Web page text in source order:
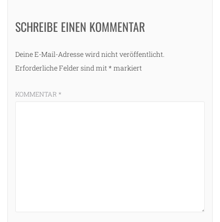
SCHREIBE EINEN KOMMENTAR
Deine E-Mail-Adresse wird nicht veröffentlicht.
Erforderliche Felder sind mit * markiert
KOMMENTAR *